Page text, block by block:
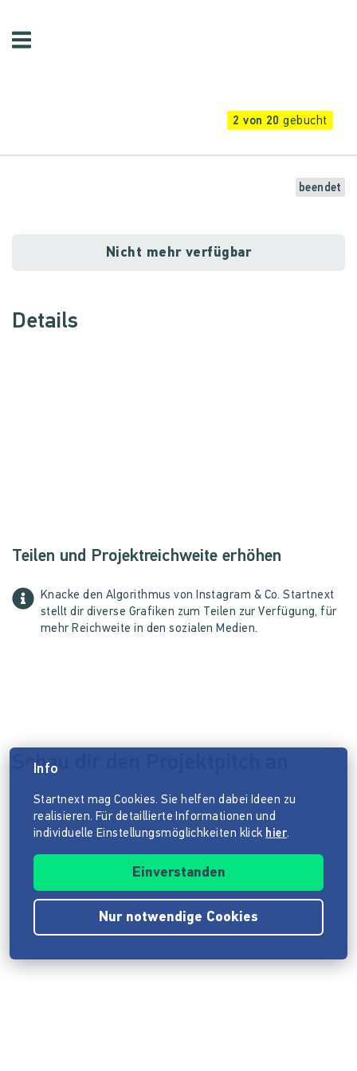
2 von 20gebucht
beendet
Nicht mehr verfügbar
Details
Teilen und Projektreichweite erhöhen
Knacke den Algorithmus von Instagram & Co. Startnext
stellt dir diverse Grafiken zum Teilen zur Verfügung, für
mehr Reichweite in den sozialen Medien.
Schau dir den Projektpitch an
Datenschutzhinweis
Info
Startnext mag Cookies. Sie helfen dabei Ideen zu
realisieren. Für detaillierte Informationen und
individuelle Einstellungsmöglichkeiten klick hier.
Einverstanden
Nur notwendige Cookies